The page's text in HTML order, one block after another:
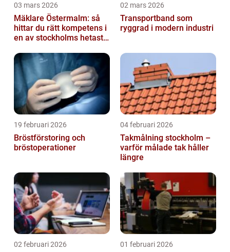
03 mars 2026
Mäklare Östermalm: så
hittar du rätt kompetens i
en av stockholms hetaste
02 mars 2026
Transportband som
ryggrad i modern industri
19 februari 2026
Bröstförstoring och
bröstoperationer
04 februari 2026
Takmålning stockholm –
varför målade tak håller
längre
02 februari 2026 01 februari 2026